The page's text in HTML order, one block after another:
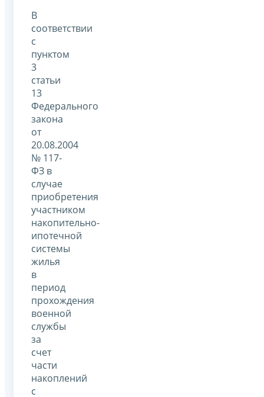
В
соответствии
с
пунктом
3
статьи
13
Федерального
закона
от
20.08.2004
№ 117-
ФЗ в
случае
приобретения
участником
накопительно-
ипотечной
системы
жилья
в
период
прохождения
военной
службы
за
счет
части
накоплений
с